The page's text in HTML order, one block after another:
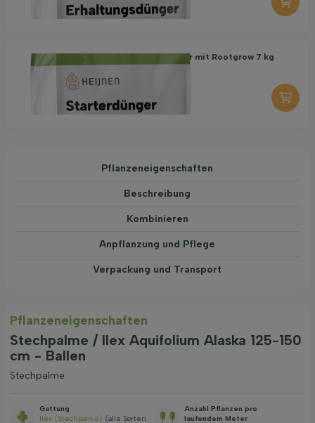
Organischer Starterdünger mit Rootgrow 7 kg
Pflanzeneigenschaften
Beschreibung
Kombinieren
Anpflanzung und Pflege
Verpackung und Transport
Pflanzeneigenschaften
Stechpalme / Ilex Aquifolium Alaska 125-150
cm - Ballen
Stechpalme
Gattung
Ilex (Stechpalme) (alle Sorten
Anzahl Pflanzen pro
laufendem Meter